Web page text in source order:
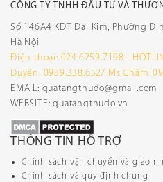
CÔNG TY TNHH ĐẦU TƯ VÀ
Số 146A4 KĐT Đại Kim, Phường
Hà Nội
Điện thoại: 024.6259.7198 -
Duyên: 0989.338.652/ Ms Châm:
EMAIL: quatangthudo@gmail.com
WEBSITE: quatangthudo.vn
THÔNG TIN HỖ TRỢ
Chính sách vận chuyển và giao
Chính sách và quy định chung